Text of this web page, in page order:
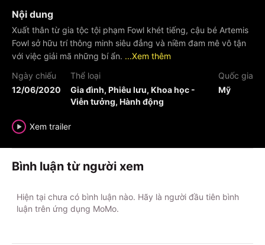
Nội dung
Xuất thân từ gia tộc tội phạm Fowl khét tiếng, cậu bé Artemis
Fowl sở hữu trí thông minh siêu đẳng và niềm đam mê vô tận
với việc giải mã những bí ẩn. ...Xem thêm
Ngày chiếu
12/06/2020
Thể loại
Gia đình, Phiêu lưu, Khoa học -
Viễn tưởng, Hành động
Quốc gia
Mỹ
Xem trailer
Bình luận từ người xem
Hiện tại chưa có bình luận nào. Hãy là người đầu tiên bình
luận trên ứng dụng MoMo.